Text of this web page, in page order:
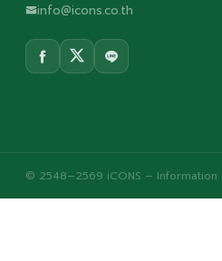
info@icons.co.th
© 2548–2569 iCONS – Information